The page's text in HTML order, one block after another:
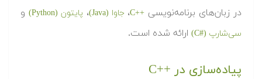
در زبان‌های برنامه‌نویسی ++C ، جاوا (Java) ، پایتون (Python) و
سی‌شارپ (#C) ارائه شده است.
پیاده‌سازی در C++‎